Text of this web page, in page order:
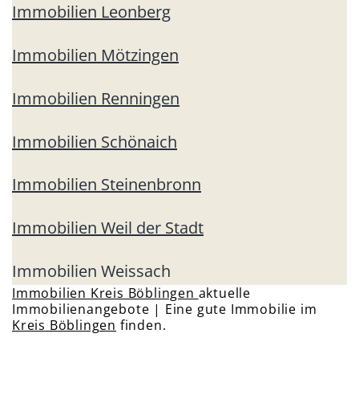
Immobilien Leonberg
Immobilien Mötzingen
Immobilien Renningen
Immobilien Schönaich
Immobilien Steinenbronn
Immobilien Weil der Stadt
Immobilien Weissach
Immobilien Kreis Böblingen aktuelle
Immobilienangebote | Eine gute Immobilie im
Kreis Böblingen finden.